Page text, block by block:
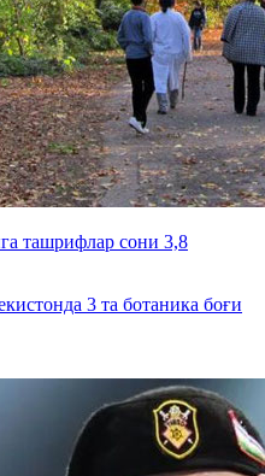
ташрифлар сони 3,8
3 та ботаника боғи